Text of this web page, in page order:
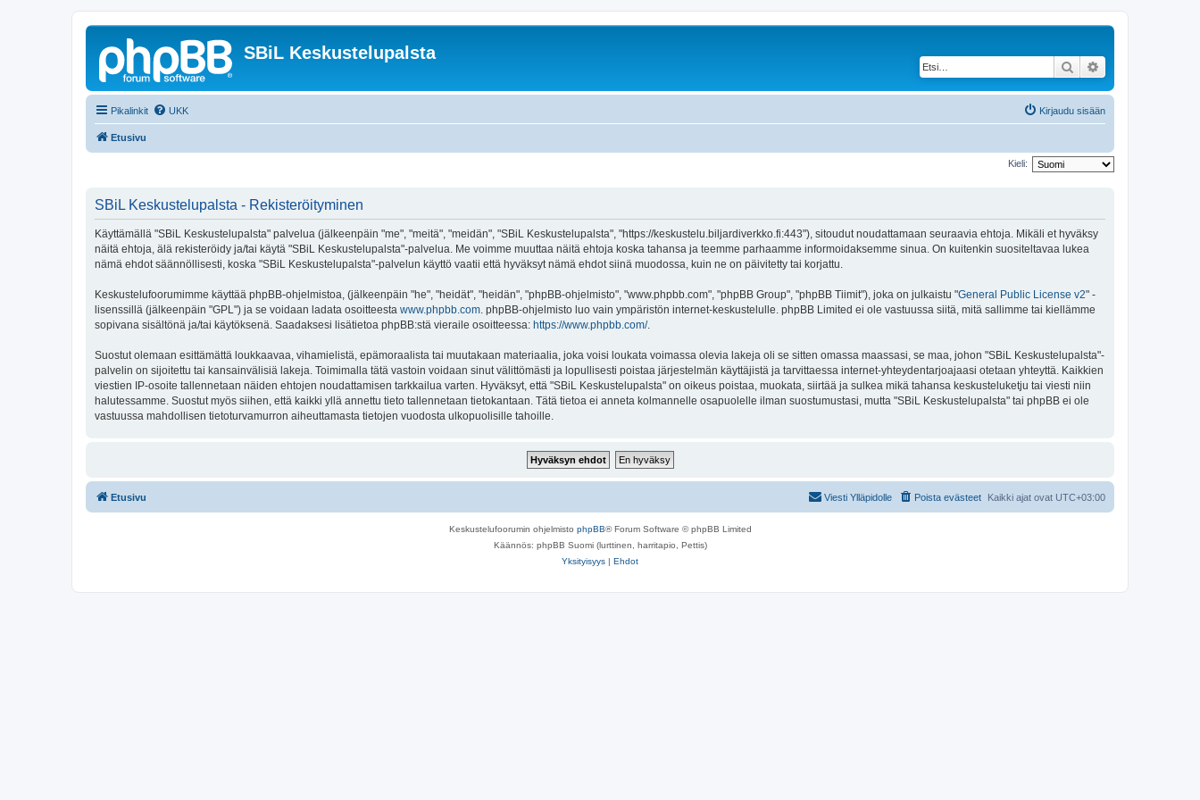
SBiL Keskustelupalsta
Etsi
Pikalinkit UKK Kirjaudu sisään
Etusivu
Kieli:
SBiL Keskustelupalsta - Rekisteröityminen
Käyttämällä "SBiL Keskustelupalsta" palvelua (jälkeenpäin "me", "meitä", "meidän", "SBiL Keskustelupalsta", "https://keskustelu.biljardiverkko.fi:443"), sitoudut noudattamaan seuraavia ehtoja. Mikäli et hyväksy
näitä ehtoja, älä rekisteröidy ja/tai käytä "SBiL Keskustelupalsta"-palvelua. Me voimme muuttaa näitä ehtoja koska tahansa ja teemme parhaamme informoidaksemme sinua. On kuitenkin suositeltavaa lukea
nämä ehdot säännöllisesti, koska "SBiL Keskustelupalsta"-palvelun käyttö vaatii että hyväksyt nämä ehdot siinä muodossa, kuin ne on päivitetty tai korjattu.
Keskustelufoorumimme käyttää phpBB-ohjelmistoa, (jälkeenpäin "he", "heidät", "heidän", "phpBB-ohjelmisto", "www.phpbb.com", "phpBB Group", "phpBB Tiimit"), joka on julkaistu "General Public License v2" -
lisenssillä (jälkeenpäin "GPL") ja se voidaan ladata osoitteesta www.phpbb.com . phpBB-ohjelmisto luo vain ympäristön internet-keskustelulle. phpBB Limited ei ole vastuussa siitä, mitä sallimme tai kiellämme
sopivana sisältönä ja/tai käytöksenä. Saadaksesi lisätietoa phpBB:stä vieraile osoitteessa: https://www.phpbb.com/.
Suostut olemaan esittämättä loukkaavaa, vihamielistä, epämoraalista tai muutakaan materiaalia, joka voisi loukata voimassa olevia lakeja oli se sitten omassa maassasi, se maa, johon "SBiL Keskustelupalsta"-
palvelin on sijoitettu tai kansainvälisiä lakeja. Toimimalla tätä vastoin voidaan sinut välittömästi ja lopullisesti poistaa järjestelmän käyttäjistä ja tarvittaessa internet-yhteydentarjoajaasi otetaan yhteyttä. Kaikkien
viestien IP-osoite tallennetaan näiden ehtojen noudattamisen tarkkailua varten. Hyväksyt, että "SBiL Keskustelupalsta" on oikeus poistaa, muokata, siirtää ja sulkea mikä tahansa keskusteluketju tai viesti niin
halutessamme. Suostut myös siihen, että kaikki yllä annettu tieto tallennetaan tietokantaan. Tätä tietoa ei anneta kolmannelle osapuolelle ilman suostumustasi, mutta "SBiL Keskustelupalsta" tai phpBB ei ole
vastuussa mahdollisen tietoturvamurron aiheuttamasta tietojen vuodosta ulkopuolisille tahoille.
Etusivu Kaikki ajat ovat UTC+03:00
Poista evästeet
Viesti Ylläpidolle
Keskustelufoorumin ohjelmisto phpBB® Forum Software © phpBB Limited
Käännös: phpBB Suomi (lurttinen, harritapio, Pettis)
Yksityisyys | Ehdot